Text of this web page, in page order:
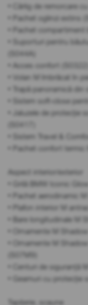
• Cârlig de remorcare
• Pachet oglinzi extins
• Pachet compartiment
• Suporturi pentru
(S044A)
• Acces confort (S0322)
• Volan M îmbrăcat în
• Trapă panoramică din
• Sistem soft-close
• Jaluzele de protecție
(S0417)
• Sistem Travel &
• Pachet confort termic
Aspect interior/exterior
• Grilă BMW Iconic
• Pachet aerodinamic M
• Plafon interior M
• Bare longitudinale M
• Ornamente M
• Ornamente M
(S07M9)
• Centuri de siguranță
• Geamuri cu protecție
Tapițerie, scaune